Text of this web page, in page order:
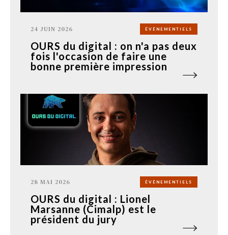
24 JUIN 2026 ÉVÉNEMENTIELS
OURS du digital : on n'a pas deux
fois l'occasion de faire une
bonne première impression
28 MAI 2026 ÉVÉNEMENTIELS
OURS du digital : Lionel
Marsanne (Cimalp) est le
président du jury